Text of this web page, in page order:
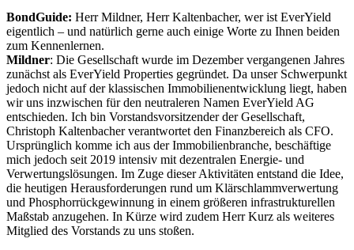
BondGuide: Herr Mildner, Herr Kaltenbacher, wer ist EverYield
eigentlich – und natürlich gerne auch einige Worte zu Ihnen beiden
zum Kennenlernen.
Mildner: Die Gesellschaft wurde im Dezember vergangenen Jahres
zunächst als EverYield Properties gegründet. Da unser Schwerpunkt
jedoch nicht auf der klassischen Immobilienentwicklung liegt, haben
wir uns inzwischen für den neutraleren Namen EverYield AG
entschieden. Ich bin Vorstandsvorsitzender der Gesellschaft,
Christoph Kaltenbacher verantwortet den Finanzbereich als CFO.
Ursprünglich komme ich aus der Immobilienbranche, beschäftige
mich jedoch seit 2019 intensiv mit dezentralen Energie- und
Verwertungslösungen. Im Zuge dieser Aktivitäten entstand die Idee,
die heutigen Herausforderungen rund um Klärschlammverwertung
und Phosphorrückgewinnung in einem größeren infrastrukturellen
Maßstab anzugehen. In Kürze wird zudem Herr Kurz als weiteres
Mitglied des Vorstands zu uns stoßen.